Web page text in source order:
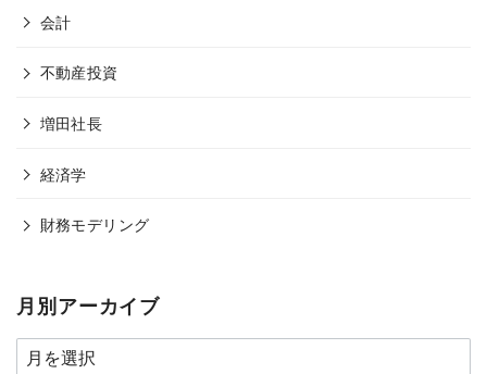
会計
不動産投資
増田社長
経済学
財務モデリング
月別アーカイブ